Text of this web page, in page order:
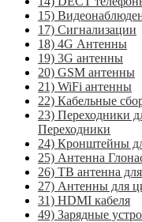
15)
17) Сигнализации
18) 4G Антенны
19) 3G антенны
20) GSM антенны
21) WiFi антенны
22) Кабельные
23) Переходники
Переходники
24) Кронштейны
25) Антенна
26) ТВ антенна
27) Антенны для
31) HDMI кабеля
49) Зарядные